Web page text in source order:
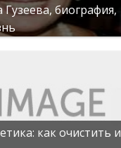
биография,
как очистить и